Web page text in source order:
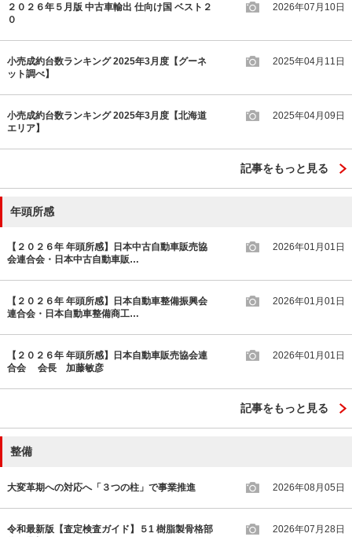
２０２６年５月版 中古車輸出 仕向け国 ベスト２
０
2026年07月10日
小売成約台数ランキング 2025年3月度【グーネ
ット調べ】
2025年04月11日
小売成約台数ランキング 2025年3月度【北海道
エリア】
2025年04月09日
記事をもっと見る
年頭所感
【２０２６年 年頭所感】日本中古自動車販売協
会連合会・日本中古自動車販…
2026年01月01日
【２０２６年 年頭所感】日本自動車整備振興会
連合会・日本自動車整備商工…
2026年01月01日
【２０２６年 年頭所感】日本自動車販売協会連
合会 会長 加藤敏彦
2026年01月01日
記事をもっと見る
整備
大変革期への対応へ「３つの柱」で事業推進 2026年08月05日
令和最新版【査定検査ガイド】５1 樹脂製骨格部
2026年07月28日